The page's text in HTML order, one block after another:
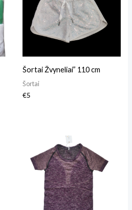
Šortai Žvyneliai” 110 cm
Šortai
€5